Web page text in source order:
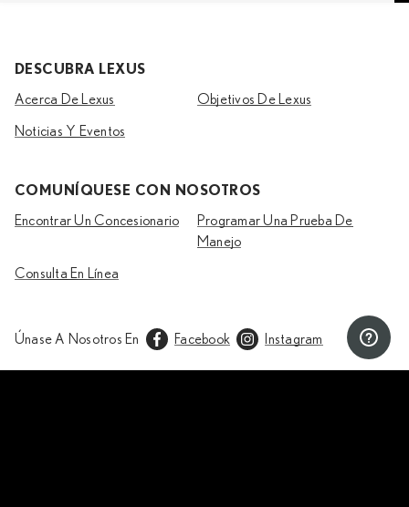
DESCUBRA LEXUS
Acerca De Lexus Objetivos De Lexus
Noticias Y Eventos
COMUNÍQUESE CON NOSOTROS
Encontrar Un Concesionario
Programar Una Prueba De
Manejo
Consulta En Línea
Únase A Nosotros En Facebook Instagram